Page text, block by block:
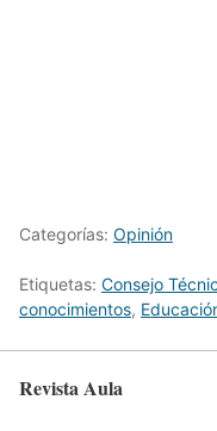
Categorías: Opinión
Etiquetas: Consejo
conocimientos,
Revista Aula